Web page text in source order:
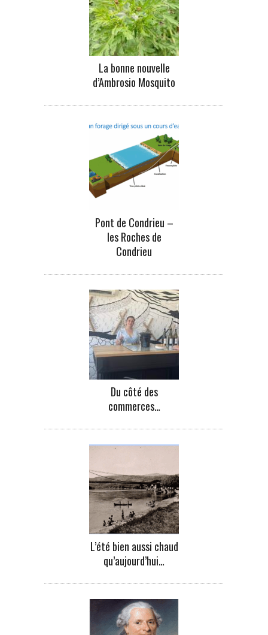
La bonne nouvelle
d’Ambrosio Mosquito
Pont de Condrieu –
les Roches de
Condrieu
Du côté des
commerces…
L’été bien aussi chaud
qu’aujourd’hui…